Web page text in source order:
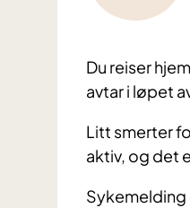
Du reiser
avtar i løpet
Litt smerter
aktiv, og det